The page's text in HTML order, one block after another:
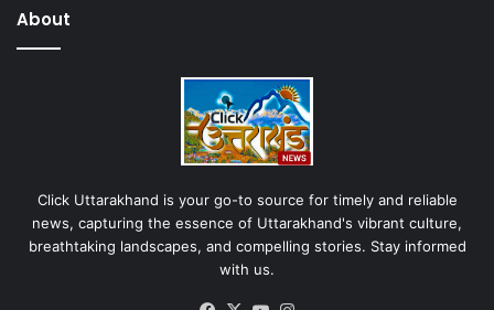
About
Click Uttarakhand is your go-to source for timely and reliable
news, capturing the essence of Uttarakhand's vibrant culture,
breathtaking landscapes, and compelling stories. Stay informed
with us.